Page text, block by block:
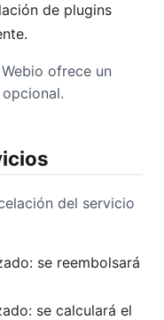
de plugins
ofrece un
opcional.
del servicio
se reembolsará
se calculará el